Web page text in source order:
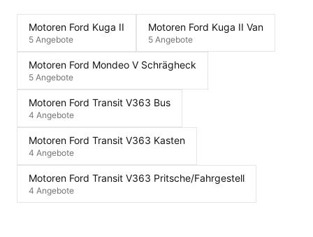
Motoren Ford Kuga II
5 Angebote
Motoren Ford Kuga II Van
5 Angebote
Motoren Ford Mondeo V Schrägheck
5 Angebote
Motoren Ford Transit V363 Bus
4 Angebote
Motoren Ford Transit V363 Kasten
4 Angebote
Motoren Ford Transit V363 Pritsche/Fahrgestell
4 Angebote